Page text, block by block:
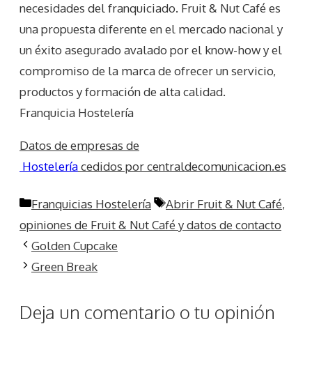
necesidades del franquiciado. Fruit & Nut Café es
una propuesta diferente en el mercado nacional y
un éxito asegurado avalado por el know-how y el
compromiso de la marca de ofrecer un servicio,
productos y formación de alta calidad.
Franquicia Hostelería
Datos de empresas de
Hosteleríacedidos por centraldecomunicacion.es
Categorías
Franquicias Hostelería Etiquetas
Abrir Fruit & Nut Café,
opiniones de Fruit & Nut Café y datos de contacto
Golden Cupcake
Green Break
Deja un comentario o tu opinión